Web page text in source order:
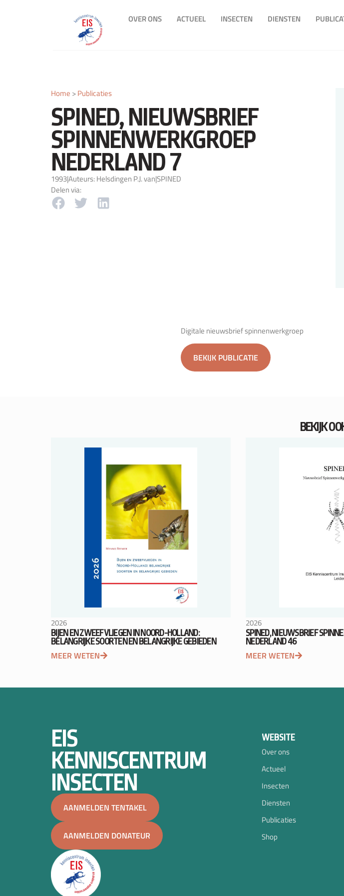
OVER ONS ACTUEEL INSECTEN DIENSTEN
Home >Publicaties
SPINED, NIEUWSBRIEF
SPINNENWERKGROEP
NEDERLAND 7
1993|Auteurs: Helsdingen P.J. van|SPINED
Delen via:
Digitale nieuwsbrief spinnenwerkgroep
BEKIJK PUBLICATIE
BEKIJK
2026
BIJEN EN ZWEEFVLIEGEN IN NOORD-HOLLAND:
BELANGRIJKE SOORTEN EN BELANGRIJKE GEBIEDEN
MEER WETEN
2026
SPINED, NIEUWSBRIEF
NEDERLAND 46
MEER WETEN
EIS
KENNISCENTRUM
INSECTEN
AANMELDEN TENTAKEL
AANMELDEN DONATEUR
WEBSITE
Over ons
Actueel
Insecten
Diensten
Publicaties
Shop